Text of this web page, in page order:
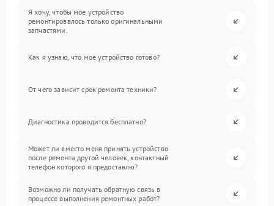
Я хочу, чтобы мое устройство
ремонтировалось только оригинальными
запчастями.
Как я узнаю, что мое устройство готово?
От чего зависит срок ремонта техники?
Диагностика проводится бесплатно?
Может ли вместо меня принять устройство
после ремонта другой человек, контактный
телефон которого я предоставлю?
Возможно ли получать обратную связь в
процессе выполнения ремонтных работ?